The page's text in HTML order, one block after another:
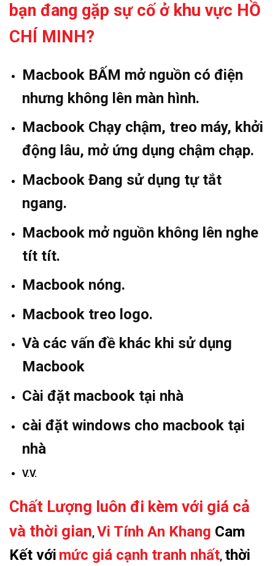
bạn đang gặp sự cố ở khu vực HỒ
CHÍ MINH?
Macbook BẤM mở nguồn có điện
nhưng không lên màn hình.
Macbook Chạy chậm, treo máy, khởi
động lâu, mở ứng dụng chậm chạp.
Macbook Đang sử dụng tự tắt
ngang.
Macbook mở nguồn không lên nghe
tít tít.
Macbook nóng.
Macbook treo logo.
Và các vấn đề khác khi sử dụng
Macbook
Cài đặt macbook tại nhà
cài đặt windows cho macbook tại
nhà
V.V.
Chất Lượng luôn đi kèm với giá cả
và thời gian, Vi Tính An Khang Cam
Kết với mức giá cạnh tranh nhất, thời